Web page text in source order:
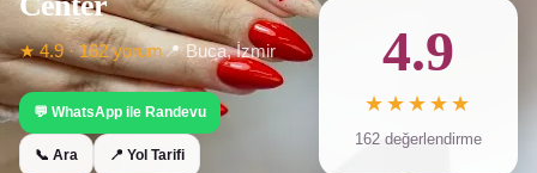
★4.9·162yorum📍Buca,İzmir
💬 WhatsApp ile Randevu
📞 Ara 📍 Yol Tarifi
4.9
★★★★★
162 değerlendirme